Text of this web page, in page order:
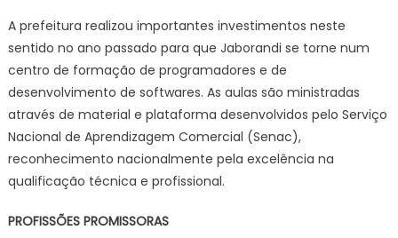
A prefeitura realizou importantes investimentos neste
sentido no ano passado para que Jaborandi se torne num
centro de formação de programadores e de
desenvolvimento de softwares. As aulas são ministradas
através de material e plataforma desenvolvidos pelo Serviço
Nacional de Aprendizagem Comercial (Senac),
reconhecimento nacionalmente pela excelência na
qualificação técnica e profissional.
PROFISSÕES PROMISSORAS